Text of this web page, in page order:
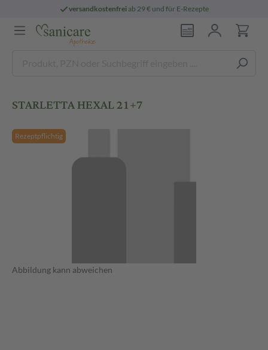
versandkostenfreiab 29 € und für E-Rezepte
STARLETTA HEXAL 21+7
Rezeptpflichtig
Abbildung kann abweichen